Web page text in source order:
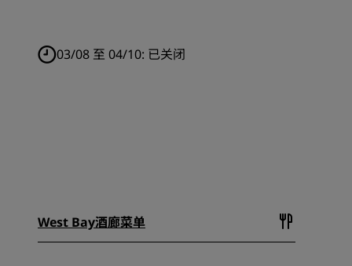
03/08 至 04/10: 已关闭
West Bay酒廊菜单